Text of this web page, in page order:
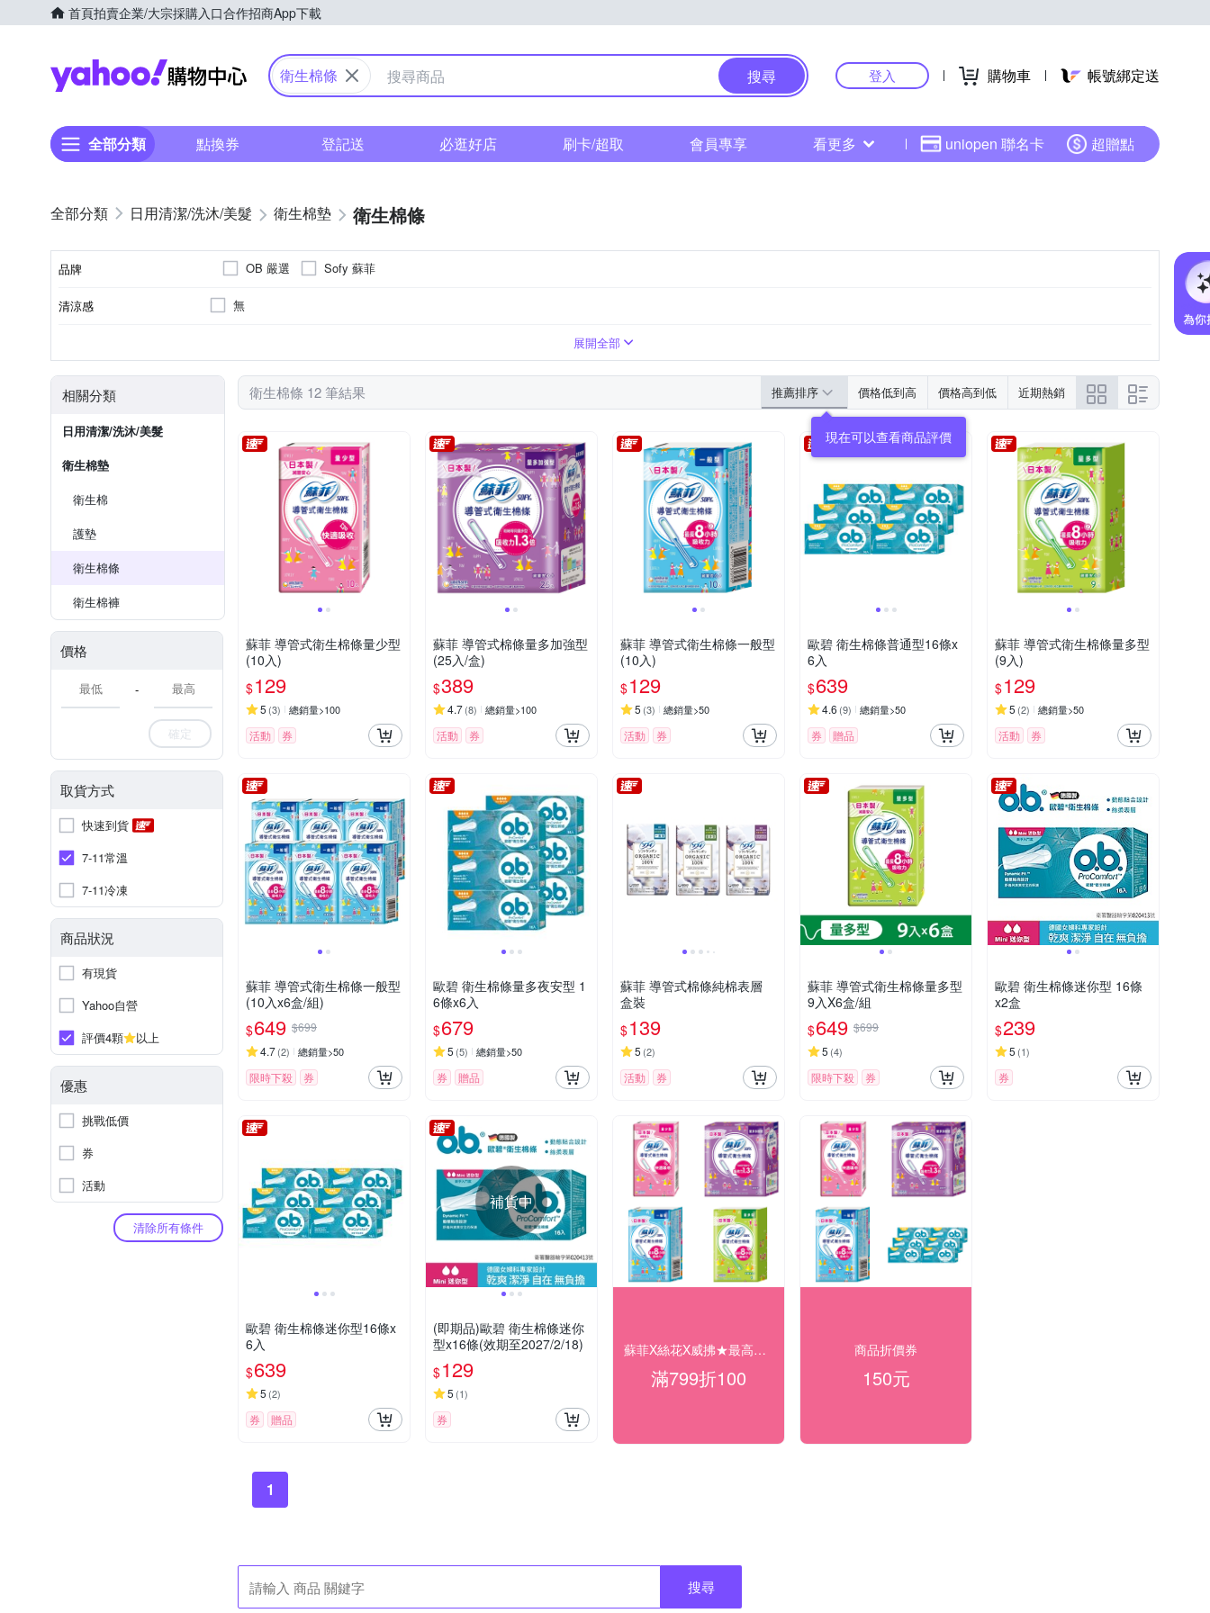
首頁拍賣企業/大宗採購入口合作招商App下載
Yahoo購物中心
衛生棉條 搜尋 登入 購物車 帳號綁定送
全部分類 點換券 登記送 必逛好店 刷卡/超取 會員專享 看更多 uniopen 聯名卡 超贈點
日用清潔/洗沐/美髮 衛生棉墊 衛生棉條
品牌 OB 嚴選 Sofy 蘇菲
清涼感 無
展開全部
相關分類
日用清潔/洗沐/美髮
衛生棉墊
衛生棉
護墊
衛生棉條
衛生棉褲
價格
-
確定
取貨方式
快速到貨
7-11常溫
7-11冷凍
商品狀況
有現貨
Yahoo自營
評價4顆
以上
優惠
挑戰低價
券
活動
清除所有條件
衛生棉條 12 筆結果 推薦排序 價格低到高 價格高到低 近期熱銷
蘇菲 導管式衛生棉條量少型
(10入)
$129
5 (3) 總銷量>100
活動 券
蘇菲 導管式棉條量多加強型
(25入/盒)
$389
4.7(8) 總銷量>100
活動 券
蘇菲 導管式衛生棉條一般型
(10入)
$129
5 (3) 總銷量>50
活動 券
歐碧 衛生棉條普通型16條x
6入
$639
4.6 (9) 總銷量>50
券 贈品
蘇菲 導管式衛生棉條量多型
(9入)
$129
5 (2) 總銷量>50
活動 券
蘇菲 導管式衛生棉條一般型
(10入x6盒/組)
$649 $699
4.7(2) 總銷量>50
限時下殺 券
歐碧 衛生棉條量多夜安型 1
6條x6入
$679
5 (5) 總銷量>50
券 贈品
蘇菲 導管式棉條純棉表層
盒裝
$139
5 (2)
活動 券
蘇菲 導管式衛生棉條量多型
9入X6盒/組
$649 $699
5 (4)
限時下殺 券
歐碧 衛生棉條迷你型 16條
x2盒
$239
5 (1)
券
歐碧 衛生棉條迷你型16條x
6入
$639
5 (2)
券 贈品
補貨中
(即期品)歐碧 衛生棉條迷你
型x16條(效期至2027/2/18)
$129
5 (1)
券
蘇菲X絲花X威拂★最高折$100
滿799折100
商品折價券
150元
1
搜尋